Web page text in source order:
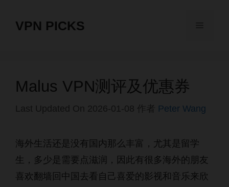
VPN PICKS
Malus VPN测评及优惠券
Last Updated On 2026-01-08 作者 Peter Wang
海外生活还是没有国内那么丰富，尤其是留学
生，多少是需要点滋润，因此有很多海外的朋友
喜欢翻墙回中国去看自己喜爱的影视和音乐来欣